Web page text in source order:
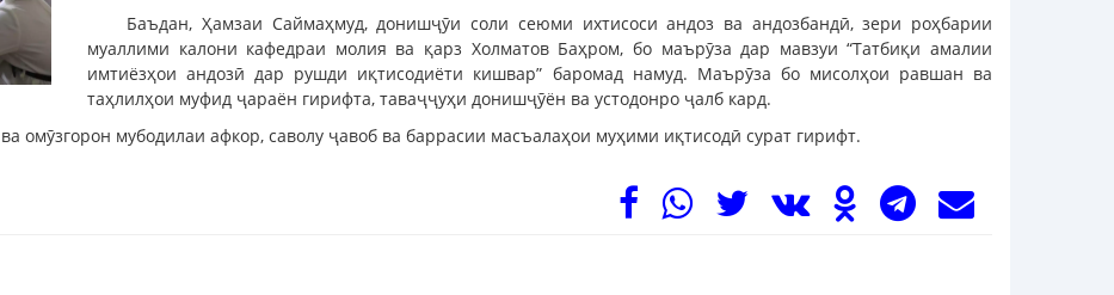
Баъдан, Ҳамзаи Саймаҳмуд, донишҷӯи соли сеюми ихтисоси андоз ва андозбандӣ, зери роҳбарии
муаллими калони кафедраи молия ва қарз Холматов Баҳром, бо маърӯза дар мавзуи “Татбиқи амалии
имтиёзҳои андозӣ дар рушди иқтисодиёти кишвар” баромад намуд. Маърӯза бо мисолҳои равшан ва
таҳлилҳои муфид ҷараён гирифта, таваҷҷуҳи донишҷӯён ва устодонро ҷалб кард.
мубодилаи афкор, саволу ҷавоб ва баррасии масъалаҳои муҳими иқтисодӣ сурат гирифт.